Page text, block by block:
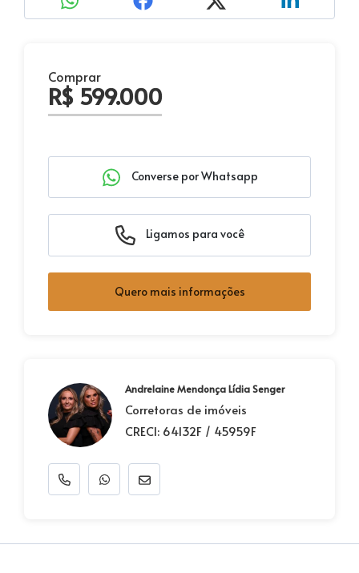
Comprar
R$ 599.000
Converse por Whatsapp
Ligamos para você
Quero mais informações
Andrelaine Mendonça Lídia Senger
Corretoras de imóveis
CRECI: 64132F / 45959F